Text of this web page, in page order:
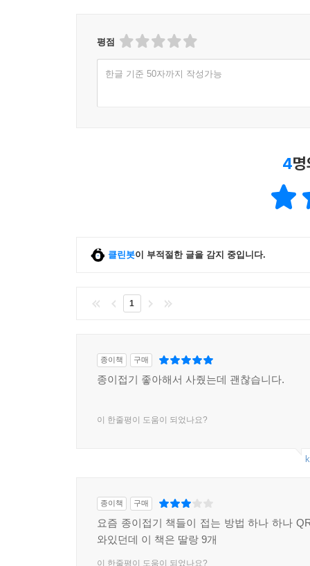
평점
한글 기준 50자까지 작성가능
4
클린봇이 부적절한 글을 감지 중입니다.
1
종이책 구매
종이접기 좋아해서 사줬는데 괜찮습니다.
이 한줄평이 도움이 되었나요?
종이책 구매
요즘 종이접기 책들이 접는 방법 하나 하나
와있던데 이 책은 딸랑 9개
이 한줄평이 도움이 되었나요?